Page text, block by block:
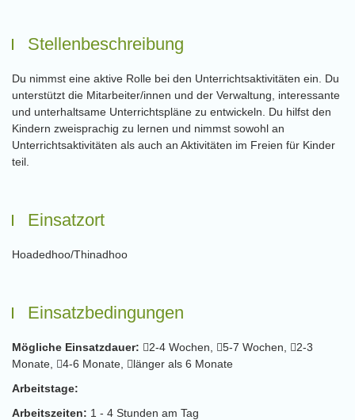
Stellenbeschreibung
Du nimmst eine aktive Rolle bei den Unterrichtsaktivitäten ein. Du
unterstützt die Mitarbeiter/innen und der Verwaltung, interessante
und unterhaltsame Unterrichtspläne zu entwickeln. Du hilfst den
Kindern zweisprachig zu lernen und nimmst sowohl an
Unterrichtsaktivitäten als auch an Aktivitäten im Freien für Kinder
teil.
Einsatzort
Hoadedhoo/Thinadhoo
Einsatzbedingungen
Mögliche Einsatzdauer: 2-4 Wochen, 5-7 Wochen,
2-3
Monate,
4-6 Monate,
länger als 6 Monate
Arbeitstage:
Arbeitszeiten: 1 - 4 Stunden am Tag